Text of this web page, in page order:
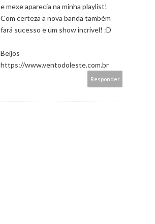
e mexe aparecia na minha playlist!
Com certeza a nova banda também
fará sucesso e um show incrível! :D
Beijos
https://www.ventodoleste.com.br
Responder